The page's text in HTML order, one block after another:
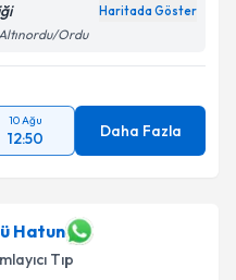
Haritada Göster
Ordu
10 Ağu
12:50 Daha Fazla
Hatun
Tıp